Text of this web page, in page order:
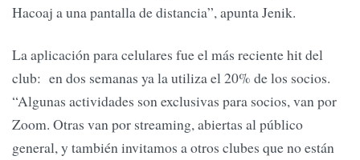
Hacoaj a una pantalla de distancia”, apunta Jenik.
La aplicación para celulares fue el más reciente hit del
club: en dos semanas ya la utiliza el 20% de los socios.
“Algunas actividades son exclusivas para socios, van por
Zoom. Otras van por streaming, abiertas al público
general, y también invitamos a otros clubes que no están